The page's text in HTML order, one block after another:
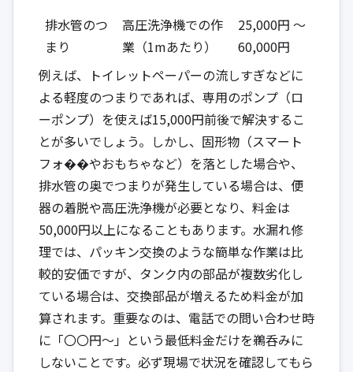
排水管のつ
まり
高圧洗浄機での作
業（1mあたり）
25,000円 ～
60,000円
例えば、トイレットペーパーの流しすぎなどに
よる軽度のつまりであれば、専用のポンプ（ロ
ーポンプ）を使えば15,000円前後で解決するこ
とが多いでしょう。しかし、固形物（スマート
フォ��やおもちゃなど）を落とした場合や、
排水管の奥でつまりが発生している場合は、便
器の着脱や高圧洗浄機が必要となり、料金は
50,000円以上になることもあります。水漏れ修
理では、パッキン交換のような簡単な作業は比
較的安価ですが、タンク内の部品が複数劣化し
ている場合は、交換部品が増えるため料金が加
算されます。重要なのは、電話での問い合わせ時
に「〇〇円～」という最低料金だけを鵜呑みに
しないことです。必ず現場で状況を確認してもら